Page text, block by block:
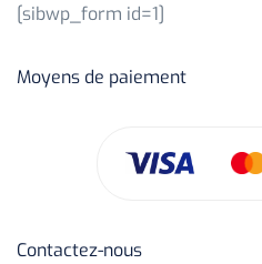
[sibwp_form id=1]
Moyens de paiement
Contactez-nous